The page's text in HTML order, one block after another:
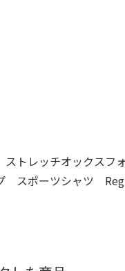
トレッチオックスフ
スポーツシャツ